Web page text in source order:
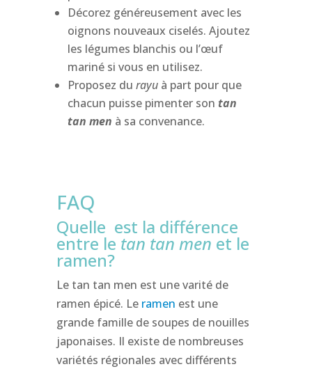
Décorez généreusement avec les
oignons nouveaux ciselés. Ajoutez
les légumes blanchis ou l’œuf
mariné si vous en utilisez.
Proposez du rayuà part pour que
chacun puisse pimenter son tan
tan men à sa convenance.
FAQ
Quelle est la différence
entre le tan tan men et le
ramen?
Le tan tan men est une varité de
ramen épicé. Le ramen est une
grande famille de soupes de nouilles
japonaises. Il existe de nombreuses
variétés régionales avec différents